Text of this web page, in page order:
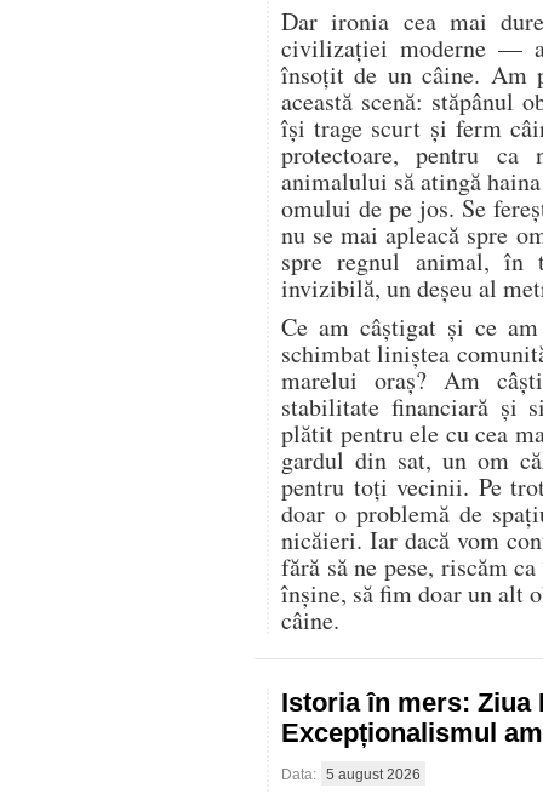
Dar ironia cea mai
civilizației moderne —
însoțit de un câine. Am
această scenă: stăpânul
își trage scurt și ferm
protectoare, pentru ca
animalului să atingă
omului de pe jos. Se
nu se mai apleacă spre
spre regnul animal, în
invizibilă, un deșeu al
Ce am câștigat și ce
schimbat liniștea
marelui oraș? Am
stabilitate financiară și
plătit pentru ele cu cea
gardul din sat, un om
pentru toți vecinii. Pe
doar o problemă de
nicăieri. Iar dacă vom
fără să ne pese, riscăm
înșine, să fim doar un alt
câine.
Istoria în mers: Ziua
Excepționalismul
Data: 5 august 2026